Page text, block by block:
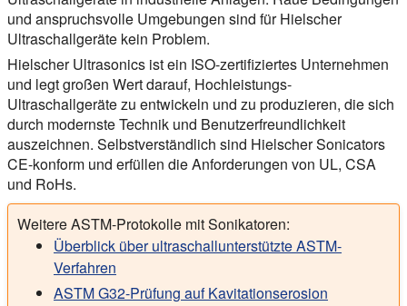
und anspruchsvolle Umgebungen sind für Hielscher
Ultraschallgeräte kein Problem.
Hielscher Ultrasonics ist ein ISO-zertifiziertes Unternehmen
und legt großen Wert darauf, Hochleistungs-
Ultraschallgeräte zu entwickeln und zu produzieren, die sich
durch modernste Technik und Benutzerfreundlichkeit
auszeichnen. Selbstverständlich sind Hielscher Sonicators
CE-konform und erfüllen die Anforderungen von UL, CSA
und RoHs.
Weitere ASTM-Protokolle mit Sonikatoren:
Überblick über ultraschallunterstützte ASTM-
Verfahren
ASTM G32-Prüfung auf Kavitationserosion